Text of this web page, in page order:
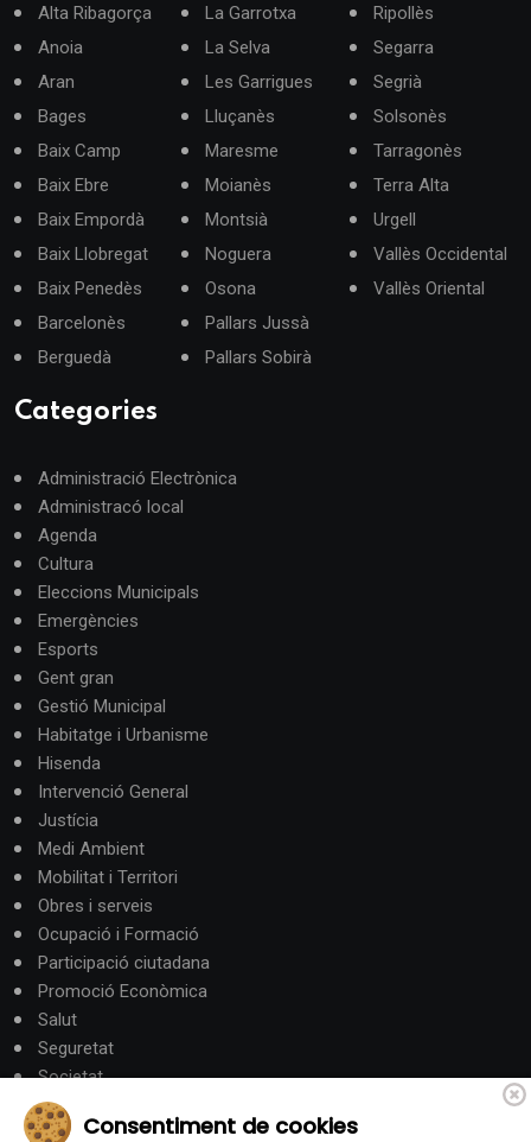
Alta Ribagorça
Anoia
Aran
Bages
Baix Camp
Baix Ebre
Baix Empordà
Baix Llobregat
Baix Penedès
Barcelonès
Berguedà
La Garrotxa
La Selva
Les Garrigues
Lluçanès
Maresme
Moianès
Montsià
Noguera
Osona
Pallars Jussà
Pallars Sobirà
Ripollès
Segarra
Segrià
Solsonès
Tarragonès
Terra Alta
Urgell
Vallès Occidental
Vallès Oriental
Categories
Administració Electrònica
Administracó local
Agenda
Cultura
Eleccions Municipals
Emergències
Esports
Gent gran
Gestió Municipal
Habitatge i Urbanisme
Hisenda
Intervenció General
Justícia
Medi Ambient
Mobilitat i Territori
Obres i serveis
Ocupació i Formació
Participació ciutadana
Promoció Econòmica
Salut
Seguretat
Societat
Turisme
Consentiment de cookies